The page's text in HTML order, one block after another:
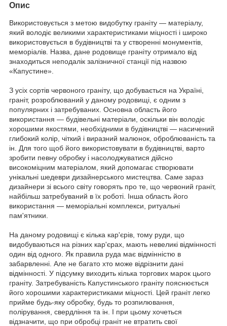
Опис
Використовується з метою видобутку граніту ― матеріалу,
який володіє великими характеристиками міцності і широко
використовується в будівництві та у створенні монументів,
меморіалів. Назва, дане родовище граніту отримало від
знаходиться неподалік залізничної станції під назвою
«Капустине».
З усіх сортів червоного граніту, що добувається на Україні,
граніт, розроблюваний у даному родовищі, є одним з
популярних і затребуваних. Основна область його
використання ― будівельні матеріали, оскільки він володіє
хорошими якостями, необхідними в будівництві ― насичений
глибокий колір, чіткий і виразний малюнок, оброблюваність та
ін. Для того щоб його використовувати в будівництві, варто
зробити певну обробку і насолоджуватися дійсно
високоміцним матеріалом, який допомагає створювати
унікальні шедеври дизайнерського мистецтва. Саме зараз
дизайнери зі всього світу говорять про те, що червоний граніт,
найбільш затребуваний в їх роботі. Інша область його
використання ― меморіальні комплекси, ритуальні
пам'ятники.
На даному родовищі є кілька кар'єрів, тому руди, що
видобуваються на різних кар'єрах, мають невеликі відмінності
один від одного. Як правила руда має відмінністю в
забарвленні. Але не багато хто може відрізнити дані
відмінності. У підсумку виходить кілька торгових марок цього
граніту. Затребуваність Капустинського граніту пояснюється
його хорошими характеристиками міцності. Цей граніт легко
прийме будь-яку обробку, будь то розпилювання,
полірування, свердління та ін. І при цьому хочеться
відзначити, що при обробці граніт не втратить свої